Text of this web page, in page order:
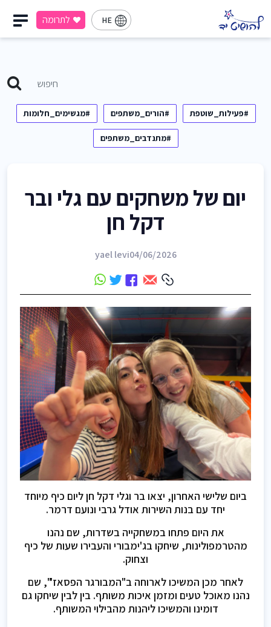
HE לתרומה
#פעילות_שוטפת #הורים_משתפים #מגשימים_חלומות
#מתנדבים_משתפים
יום של משחקים עם גלי ובר
דקל חן
yael levi04/06/2026
ביום שלישי האחרון, יצאו בר וגלי דקל חן ליום כיף מיוחד
יחד עם בנות השירות אודל גרבי ונועם דרמר.
את היום פתחו במשחקייה בשדרות, שם נהנו
מהטרמפולינות, שיחקו בג'ימבורי והעבירו שעות של כיף
וצחוק.
לאחר מכן המשיכו לארוחה ב"המבורגר הפסאז'", שם
נהנו מאוכל טעים ומזמן איכות משותף. בין לבין שיחקו גם
דומינו והמשיכו ליהנות מהבילוי המשותף.